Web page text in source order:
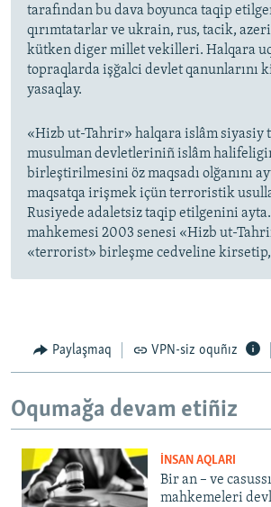
tarafından bu dava boyunca taqip
qırımtatarlar ve ukrain, rus, tacik,
kütken diger millet vekilleri. Halqara
topraqlarda işğalci devlet qanunlarını
yasaqlay.
«Hizb ut-Tahrir» halqara islâm siyasiy
musulman devletleriniñ islâm
birleştirilmesini öz maqsadı olğanını
maqsatqa irişmek içün terroristik
Rusiyede adaletsiz taqip etilgenini ayta.
mahkemesi 2003 senesi «Hizb ut-
«terrorist» birleşme cedveline kirsetip,
Paylaşmaq VPN-siz oquñız
Oqumağa devam etiñiz
İNSAN AQLARI
Bir an – ve
mahkemeleri